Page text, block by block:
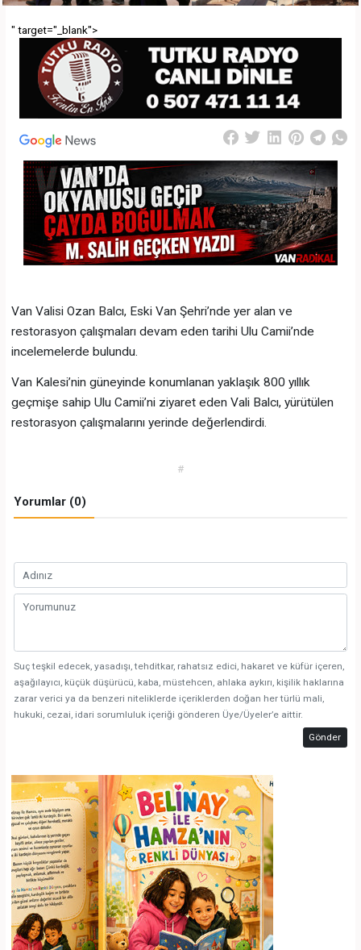
" target="_blank">
Van Valisi Ozan Balcı, Eski Van Şehri’nde yer alan ve
restorasyon çalışmaları devam eden tarihi Ulu Camii’nde
incelemelerde bulundu.
Van Kalesi’nin güneyinde konumlanan yaklaşık 800 yıllık
geçmişe sahip Ulu Camii’ni ziyaret eden Vali Balcı, yürütülen
restorasyon çalışmalarını yerinde değerlendirdi.
#
Yorumlar (0)
Suç teşkil edecek, yasadışı, tehditkar, rahatsız edici, hakaret ve küfür içeren,
aşağılayıcı, küçük düşürücü, kaba, müstehcen, ahlaka aykırı, kişilik haklarına
zarar verici ya da benzeri niteliklerde içeriklerden doğan her türlü mali,
hukuki, cezai, idari sorumluluk içeriği gönderen Üye/Üyeler’e aittir.
Gönder